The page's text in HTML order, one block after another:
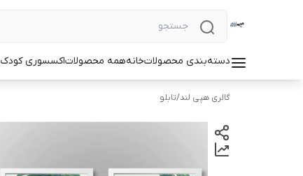
دسته‌بندی محصولاتخانههمه محصولاتاکسسوری کودک
گالری هپی لند/تابلو